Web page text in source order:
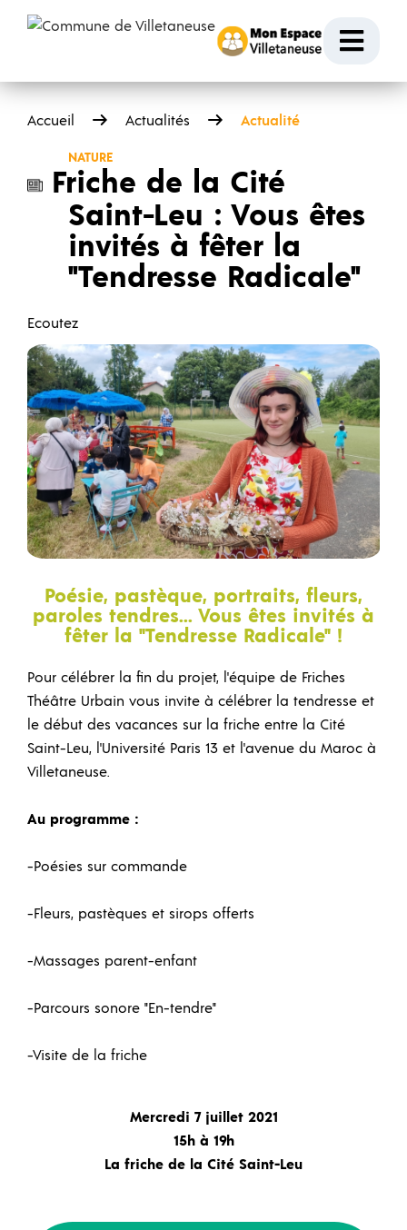
Accueil Actualités Actualité
NATURE
Friche de la Cité
Saint-Leu : Vous êtes
invités à fêter la
"Tendresse Radicale"
Ecoutez
Poésie, pastèque, portraits, fleurs,
paroles tendres... Vous êtes invités à
fêter la "Tendresse Radicale" !
Pour célébrer la fin du projet, l'équipe de Friches
Théâtre Urbain vous invite à célébrer la tendresse et
le début des vacances sur la friche entre la Cité
Saint-Leu, l'Université Paris 13 et l'avenue du Maroc à
Villetaneuse.
Au programme :
-Poésies sur commande
-Fleurs, pastèques et sirops offerts
-Massages parent-enfant
-Parcours sonore "En-tendre"
-Visite de la friche
Mercredi 7 juillet 2021
15h à 19h
La friche de la Cité Saint-Leu